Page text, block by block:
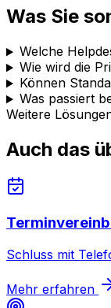
Was Sie
Welche
Wie wird die
Können
Was passiert
Weitere
Auch das
Schluss mit
Mehr erfahren